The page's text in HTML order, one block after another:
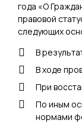
года «О
правовой
следующих
В
В ходе
При
По иным
нормами